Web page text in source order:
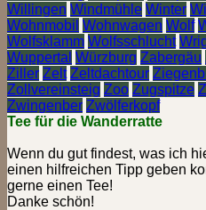
Willingen Windmühle Winter
Wohnmobil Wohnwagen Wolf
Wolfsklamm Wolfsschlucht
Wuppertal Würzburg Zabergäu
Ziller Zelt Zeltdachtour
Zollvereinsteig Zoo Zugspitze
Zwingenber Zwölferkopf
Tee für die Wanderratte
Wenn du gut findest, was ich
einen hilfreichen Tipp geben
gerne einen Tee!
Danke schön!